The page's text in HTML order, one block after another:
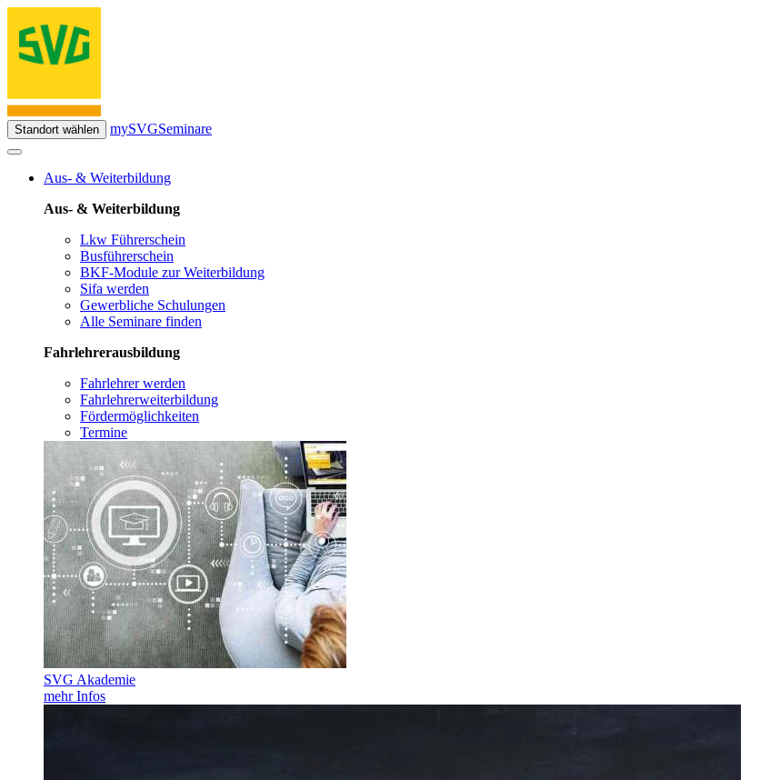
Standort wählen mySVGSeminare
Aus- & Weiterbildung
Aus- & Weiterbildung
Lkw Führerschein
Busführerschein
BKF-Module zur Weiterbildung
Sifa werden
Gewerbliche Schulungen
Alle Seminare finden
Fahrlehrerausbildung
Fahrlehrer werden
Fahrlehrerweiterbildung
Fördermöglichkeiten
Termine
SVG Akademie
mehr Infos